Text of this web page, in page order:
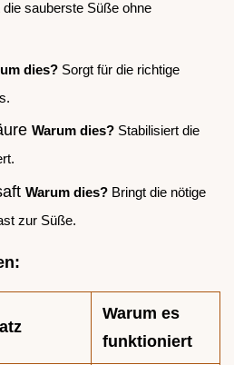
sauberste Süße ohne
dies? Sorgt für die richtige
Warum dies? Stabilisiert die
Warum dies? Bringt die nötige
zur Süße.
Warum es
funktioniert